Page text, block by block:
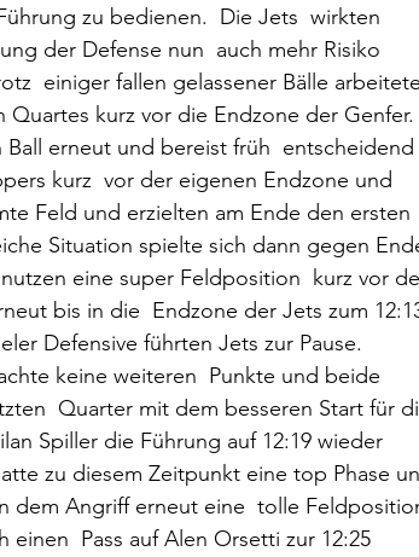
zu bedienen.  Die Jets  wirkten
der Defense nun  auch mehr Risiko
einiger fallen gelassener Bälle
Quartes kurz vor die Endzone der Genfer.
erneut und bereist früh
kurz  vor der eigenen Endzone und
Feld und erzielten am Ende den ersten
Situation spielte sich dann gegen
eine super Feldposition  kurz vor
bis in die  Endzone der Jets zum
Defensive führten Jets zur Pause.
keine weiteren  Punkte und beide
Quarter mit dem besseren Start für
Spiller die Führung auf 12:19 wieder
zu diesem Zeitpunkt eine top Phase
dem Angriff erneut eine  tolle
Pass auf Alen Orsetti zur 12:25